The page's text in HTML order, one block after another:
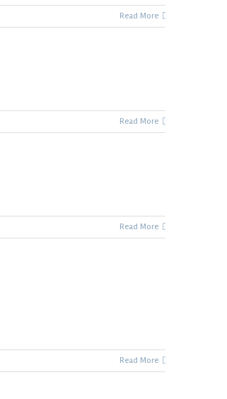
Read More
Read More
Read More
Read More